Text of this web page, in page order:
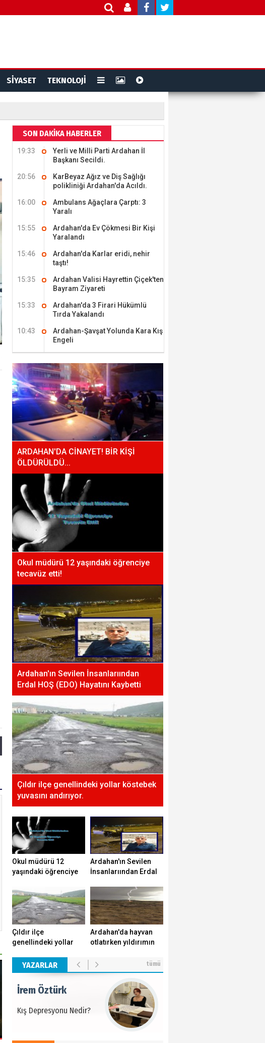
SİYASET TEKNOLOJİ
SON DAKİKA HABERLER
19:33
Yerli ve Milli Parti Ardahan İl
Başkanı Secildi.
20:56
KarBeyaz Ağız ve Diş Sağlığı
polikliniği Ardahan'da Acıldı.
16:00
Ambulans Ağaçlara Çarptı: 3
Yaralı
15:55
Ardahan'da Ev Çökmesi Bir Kişi
Yaralandı
15:46
Ardahan'da Karlar eridi, nehir
taştı!
15:35
Ardahan Valisi Hayrettin Çiçek'ten
Bayram Ziyareti
15:33
Ardahan'da 3 Firari Hükümlü
Tırda Yakalandı
10:43
Ardahan-Şavşat Yolunda Kara Kış
Engeli
ARDAHAN'DA CİNAYET! BİR KİŞİ
ÖLDÜRÜLDÜ...
Okul müdürü 12 yaşındaki öğrenciye
tecavüz etti!
Ardahan'ın Sevilen İnsanlarıından
Erdal HOŞ (EDO) Hayatını Kaybetti
Çıldır ilçe genellindeki yollar köstebek
yuvasını andırıyor.
Okul müdürü 12
yaşındaki öğrenciye
Ardahan'ın Sevilen
İnsanlarıından Erdal
Çıldır ilçe
genellindeki yollar
andırıyor.
Ardahan'da hayvan
otlatırken yıldırımın
yaşamını yitirdi.
YAZARLAR tümü
Kış Depresyonu Nedir?
İrem Öztürk
Kış Depresyonu Nedir?
İrem Öztürk